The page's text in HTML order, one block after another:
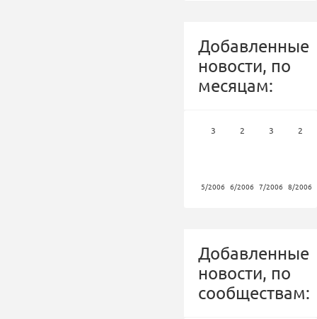
Добавленные
новости, по
месяцам:
3
5/2006
2
6/2006
3
7/2006
2
8/2006
Добавленные
новости, по
сообществам: